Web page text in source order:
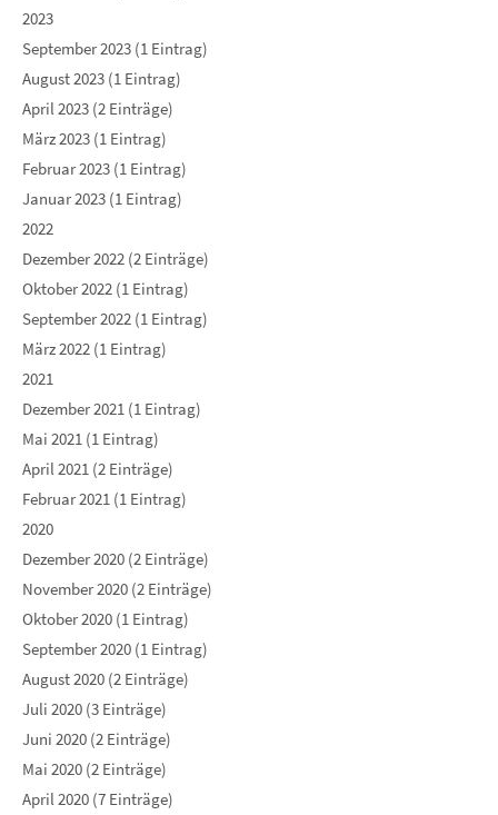
2023
September 2023 (1 Eintrag)
August 2023 (1 Eintrag)
April 2023 (2 Einträge)
März 2023 (1 Eintrag)
Februar 2023 (1 Eintrag)
Januar 2023 (1 Eintrag)
2022
Dezember 2022 (2 Einträge)
Oktober 2022 (1 Eintrag)
September 2022 (1 Eintrag)
März 2022 (1 Eintrag)
2021
Dezember 2021 (1 Eintrag)
Mai 2021 (1 Eintrag)
April 2021 (2 Einträge)
Februar 2021 (1 Eintrag)
2020
Dezember 2020 (2 Einträge)
November 2020 (2 Einträge)
Oktober 2020 (1 Eintrag)
September 2020 (1 Eintrag)
August 2020 (2 Einträge)
Juli 2020 (3 Einträge)
Juni 2020 (2 Einträge)
Mai 2020 (2 Einträge)
April 2020 (7 Einträge)